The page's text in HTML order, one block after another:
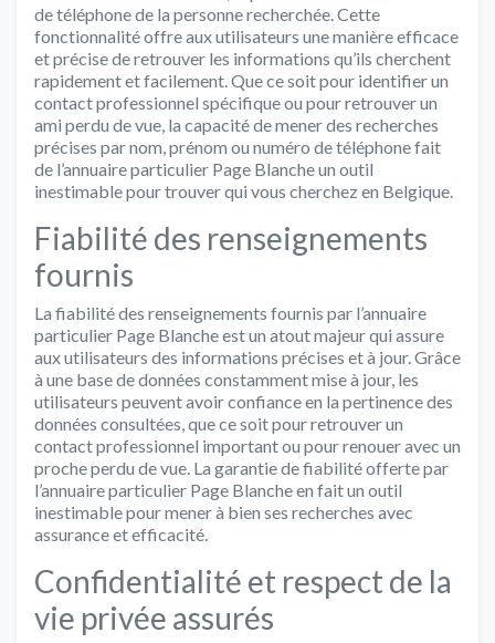
de téléphone de la personne recherchée. Cette
fonctionnalité offre aux utilisateurs une manière efficace
et précise de retrouver les informations qu’ils cherchent
rapidement et facilement. Que ce soit pour identifier un
contact professionnel spécifique ou pour retrouver un
ami perdu de vue, la capacité de mener des recherches
précises par nom, prénom ou numéro de téléphone fait
de l’annuaire particulier Page Blanche un outil
inestimable pour trouver qui vous cherchez en Belgique.
Fiabilité des renseignements
fournis
La fiabilité des renseignements fournis par l’annuaire
particulier Page Blanche est un atout majeur qui assure
aux utilisateurs des informations précises et à jour. Grâce
à une base de données constamment mise à jour, les
utilisateurs peuvent avoir confiance en la pertinence des
données consultées, que ce soit pour retrouver un
contact professionnel important ou pour renouer avec un
proche perdu de vue. La garantie de fiabilité offerte par
l’annuaire particulier Page Blanche en fait un outil
inestimable pour mener à bien ses recherches avec
assurance et efficacité.
Confidentialité et respect de la
vie privée assurés